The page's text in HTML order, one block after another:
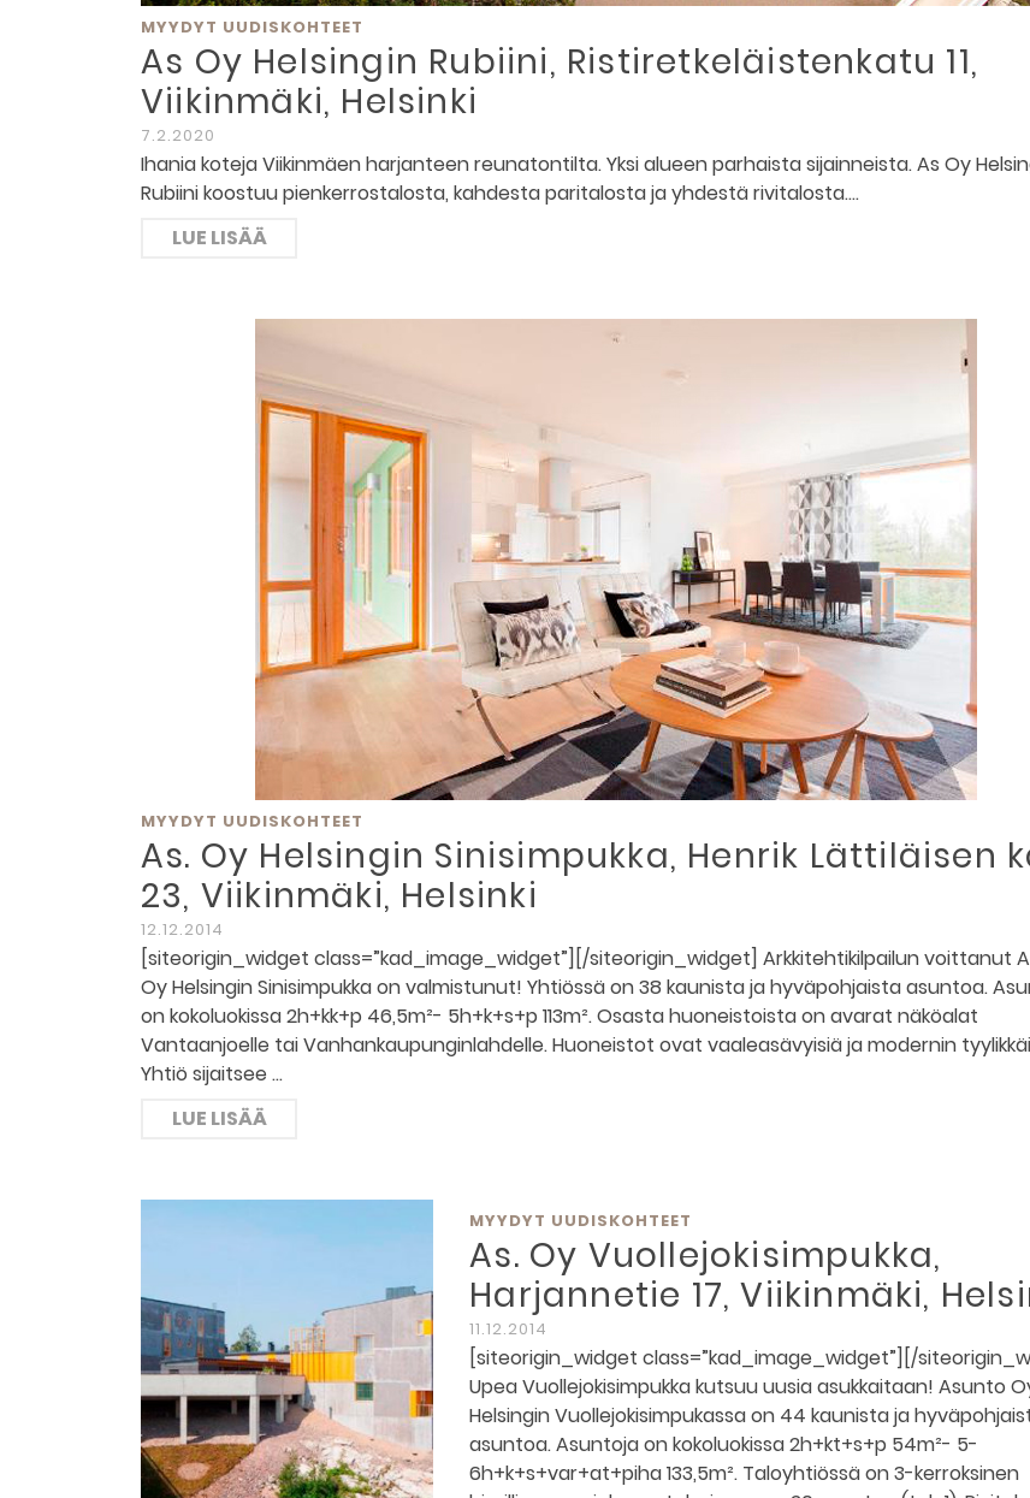
MYYDYT UUDISKOHTEET
As Oy Helsingin Rubiini, Ristiretkeläistenkatu 11,
Viikinmäki, Helsinki
7.2.2020
Ihania koteja Viikinmäen harjanteen reunatontilta. Yksi alueen parhaista sijainneista. As Oy
Rubiini koostuu pienkerrostalosta, kahdesta paritalosta ja yhdestä rivitalosta.…
LUE LISÄÄ
MYYDYT UUDISKOHTEET
As. Oy Helsingin Sinisimpukka, Henrik Lättiläisen
23, Viikinmäki, Helsinki
12.12.2014
[siteorigin_widget class=”kad_image_widget”][/siteorigin_widget] Arkkitehtikilpailun voittanut
Oy Helsingin Sinisimpukka on valmistunut! Yhtiössä on 38 kaunista ja hyväpohjaista asuntoa.
on kokoluokissa 2h+kk+p 46,5m²- 5h+k+s+p 113m². Osasta huoneistoista on avarat näköalat
Vantaanjoelle tai Vanhankaupunginlahdelle. Huoneistot ovat vaaleasävyisiä ja modernin
Yhtiö sijaitsee …
LUE LISÄÄ
MYYDYT UUDISKOHTEET
As. Oy Vuollejokisimpukka,
Harjannetie 17, Viikinmäki,
11.12.2014
[siteorigin_widget class=”kad_image_widget”][/
Upea Vuollejokisimpukka kutsuu uusia asukkaitaan! Asunto
Helsingin Vuollejokisimpukassa on 44 kaunista ja
asuntoa. Asuntoja on kokoluokissa 2h+kt+s+p 54m²- 5-
6h+k+s+var+at+piha 133,5m². Taloyhtiössä on 3-kerroksinen